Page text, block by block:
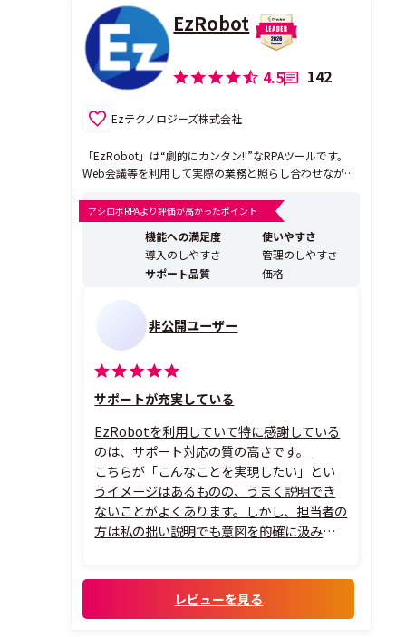
EzRobot
4.5 142
Ezテクノロジーズ株式会社
「EzRobot」は“劇的にカンタン!!”なRPAツールです。
Web会議等を利用して実際の業務と照らし合わせながら
する知識が全くない状態でも、初月から効果を体感する
ことができます。 PC上で動作するものであれば、ほぼ
全てのアプリケーションソフトやブラウ...
アシロボRPAより評価が高かったポイント
機能への満足度
使いやすさ
導入のしやすさ
管理のしやすさ
サポート品質
価格
非公開ユーザー
サポートが充実している
EzRobotを利用していて特に感謝している
のは、サポート対応の質の高さです。
こちらが「こんなことを実現したい」とい
うイメージはあるものの、うまく説明でき
ないことがよくあります。しかし、担当者の
方は私の拙い説明でも意図を的確に汲み取
さいます。そのうえで、具体的な解決策まで
しっかり提示していただけるので、とても
レビューを見る